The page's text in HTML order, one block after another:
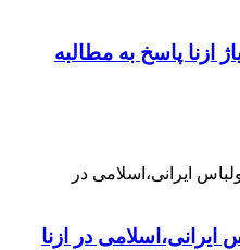
ازنا پاسخ به مطالبه
ایرانی،اسلامی در ازنا